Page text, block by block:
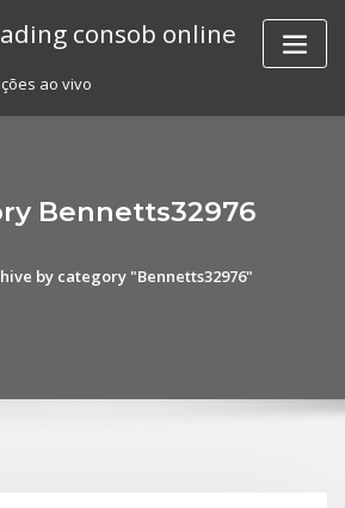
consob online
ao vivo
Bennetts32976
by category "Bennetts32976"